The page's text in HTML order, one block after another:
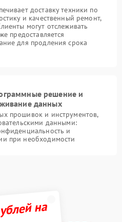
доставку техники по
и качественный ремонт,
могут отслеживать
предоставляется
для продления срока
решение и
данных
прошивок и инструментов,
данными:
и
при необходимости
на